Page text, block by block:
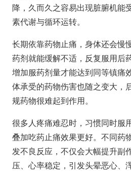
降，久而久之容易出现脏腑机能
素代谢与循环运转。
长期依靠药物止痛，身体还会慢
药剂就能缓解不适，反复服用后
增加服药剂量才能达到同等镇痛
体承受的药物伤害也随之变大，
规药物很难起到作用。
很多人疼痛难忍时，习惯同时服
叠加吃药止痛效果更好。不同药
发不良反应，不仅会大幅提升副
压、心率稳定，引发头晕恶心、